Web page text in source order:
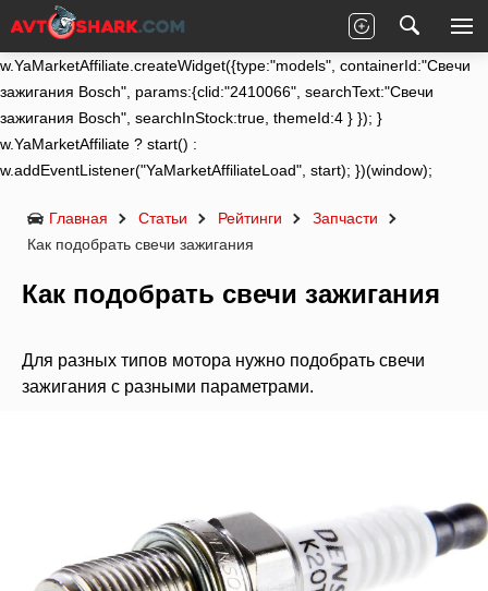
(function (w) { function start() {
w.removeEventListener("YaMarketAffiliateLoad", start);
w.YaMarketAffiliate.createWidget({type:"models", containerId:"Свечи
зажигания Bosch", params:{clid:"2410066", searchText:"Свечи
зажигания Bosch", searchInStock:true, themeId:4 } }); }
w.YaMarketAffiliate ? start() :
w.addEventListener("YaMarketAffiliateLoad", start); })(window);
Главная Статьи Рейтинги
Запчасти
Как подобрать свечи зажигания
Как подобрать свечи зажигания
Для разных типов мотора нужно подобрать свечи
зажигания с разными параметрами.